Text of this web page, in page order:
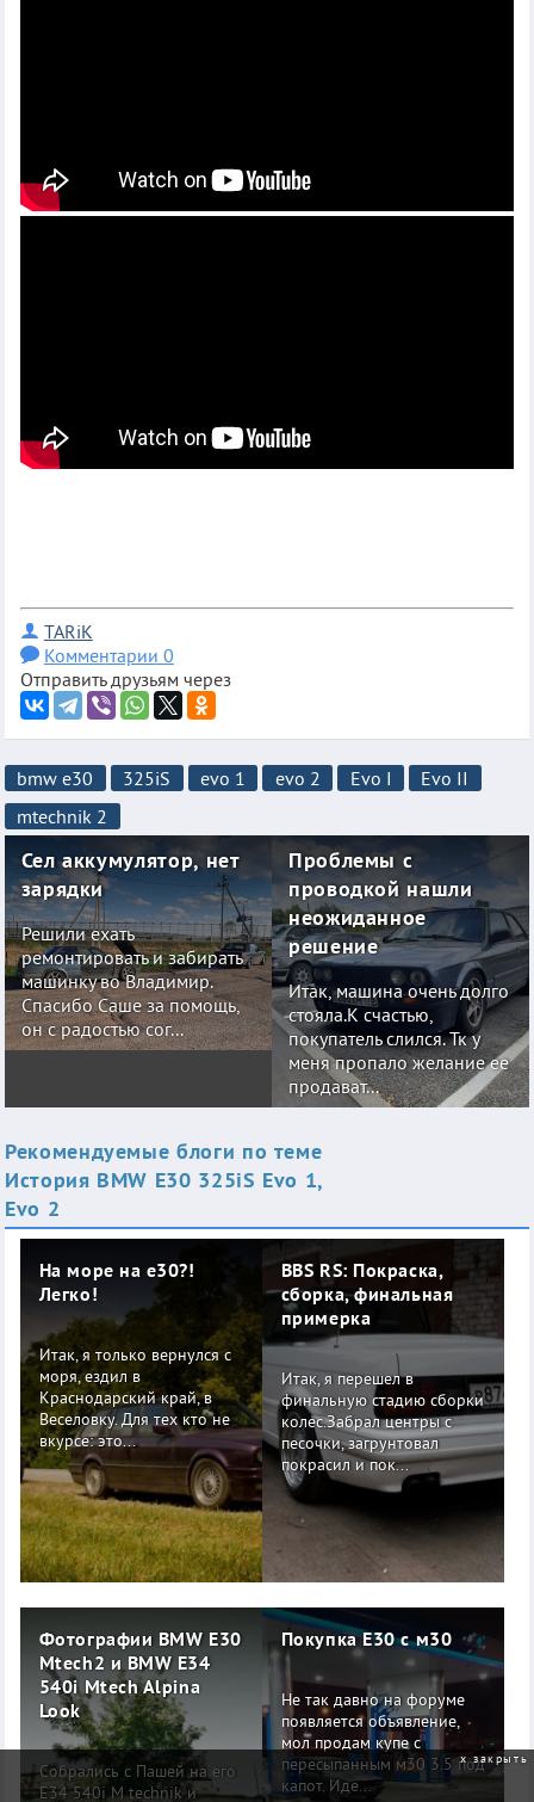
TARiK
Комментарии 0
Отправить друзьям через
bmw e30 325iS evo 1 evo 2 Evo I
Evo II
mtechnik 2
Сел аккумулятор, нет
зарядки
Решили ехать
ремонтировать и забирать
машинку во Владимир.
Спасибо Саше за помощь,
он с радостью сог...
Проблемы с
проводкой нашли
неожиданное
решение
Итак, машина очень долго
стояла.К счастью,
покупатель слился. Тк у
меня пропало желание ее
продават...
Рекомендуемые блоги по теме
История BMW E30 325iS Evo 1,
Evo 2
На море на е30?!
Легко!
Итак, я только вернулся с
моря, ездил в
Краснодарский край, в
Веселовку. Для тех кто не
вкурсе: это...
BBS RS: Покраска,
сборка, финальная
примерка
Итак, я перешел в
финальную стадию сборки
колес.Забрал центры с
песочки, загрунтовал
покрасил и пок...
Фотографии BMW E30
Mtech2 и BMW E34
540i Mtech Alpina
Look
Собрались с Пашей на его
E34 540i M technik и
Покупка Е30 с м30
Не так давно на форуме
появляется объявление,
мол продам купе с
пересыпанным м30 3.5 под
капот. Иде...
закрыть